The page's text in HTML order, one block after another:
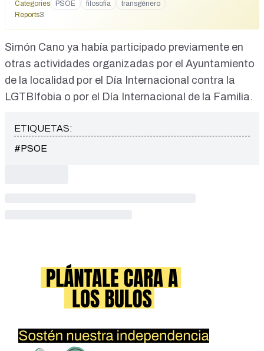
Categories
PSOE filosofía
transgénero
Reports3
Simón Cano ya había participado previamente en
otras actividades organizadas por el Ayuntamiento
de la localidad por el Día Internacional contra la
LGTBIfobia o por el Día Internacional de la Familia.
ETIQUETAS:
#PSOE